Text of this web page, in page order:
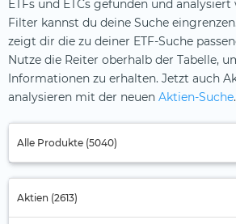
ETFs und ETCs gefunden und
Filter kannst du deine Suche
zeigt dir die zu deiner ETF-Suche
Nutze die Reiter oberhalb der Tabelle,
Informationen zu erhalten. Jetzt auch
analysieren mit der neuen Aktien-Suche.
Alle Produkte (5040)
Aktien (2613)